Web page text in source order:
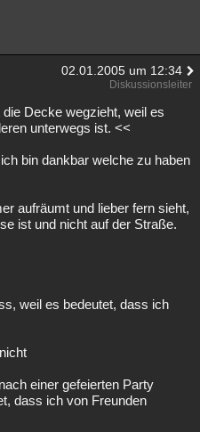
02.01.2005 um 12:34
Diskussionsleiter
Decke wegzieht, weil es
unterwegs ist. <<
bin dankbar welche zu haben
aufräumt und lieber fern sieht,
ist und nicht auf der Straße.
weil es bedeutet, dass ich
einer gefeierten Party
dass ich von Freunden